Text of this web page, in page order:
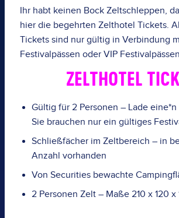
Ihr habt keinen Bock Zeltschleppen,
hier die begehrten Zelthotel Tickets.
Tickets sind nur gültig in Verbindung
Festivalpässen oder VIP
ZELTHOTEL
Gültig für 2 Personen – Lade eine*n
Sie brauchen nur ein gültiges
Schließfächer im Zeltbereich – in
Anzahl vorhanden
Von Securities bewachte
2 Personen Zelt – Maße 210 x 120 x